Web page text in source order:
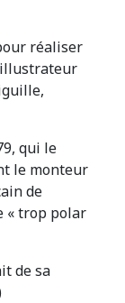
réaliser
illustrateur
qui le
le monteur
de
« trop polar
de sa